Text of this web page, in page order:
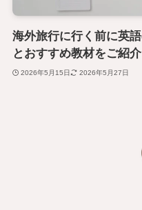
海外旅行に行く前に英
とおすすめ教材をご紹介
2026年5月15日 2026年5月27日